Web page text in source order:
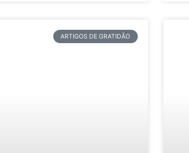
ARTIGOS DE GRATIDÃO